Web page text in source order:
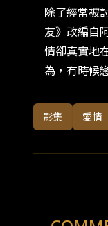
除了經常被
友》改編自
情卻真實地
為，有時候
影集 愛情